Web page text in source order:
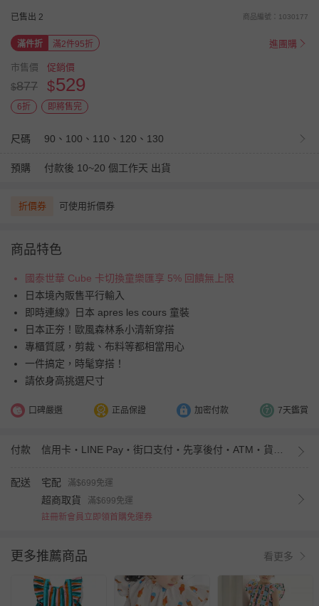
已售出 2 商品編號：1030177
滿件折 滿2件95折 進團購
市售價
$877
促銷價
$529
6折 即將售完
尺碼 90、100、110、120、130
預購 付款後 10~20 個工作天 出貨
折價券 可使用折價券
商品特色
國泰世華 Cube 卡切換童樂匯享 5% 回饋無上限
日本境內販售平行輸入
即時連線》日本 apres les cours 童裝
日本正夯！歐風森林系小清新穿搭
專櫃質感，剪裁、布料等都相當用心
一件搞定，時髦穿搭！
請依身高挑選尺寸
口碑嚴選 正品保證 加密付款 7天鑑賞
付款
配送 宅配 滿$699免運
超商取貨
滿$699免運
註冊新會員立即領首購免運券
更多推薦商品 看更多